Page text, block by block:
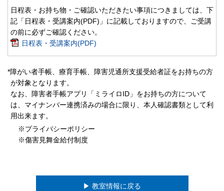
日程表・お持ち物・ご確認いただきたい事項につきましては、下
記「日程表・受講案内(PDF)」に記載しておりますので、ご受講
の前に必ずご確認ください。
日程表・受講案内(PDF)
*障がい者手帳、療育手帳、障害児通所支援受給者証をお持ちの方
が対象となります。
なお、障害者手帳アプリ「ミライロID」をお持ちの方について
は、マイナンバー連携済みの場合に限り、本人確認書類として利
用出来ます。
※プライバシーポリシー
※傷害見舞金給付制度
▶︎ 教室情報に戻る